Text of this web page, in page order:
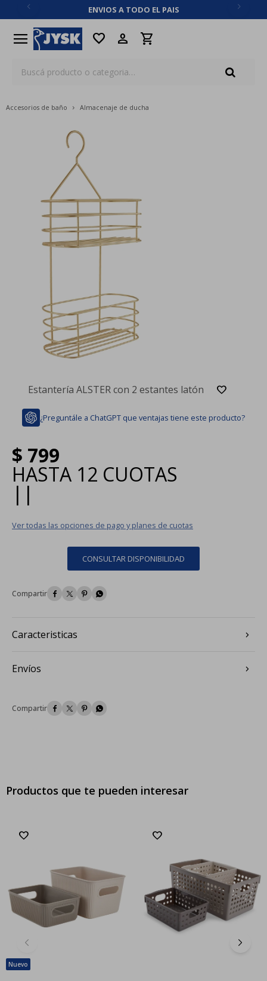
ENVIOS A TODO EL PAIS
menu favorite
Accesorios de baño Almacenaje de ducha
Estantería ALSTER con 2 estantes latón
¿Preguntále a ChatGPT que ventajas tiene este producto?
$ 799
HASTA 12 CUOTAS
| |
Ver todas las opciones de pago y planes de cuotas
CONSULTAR DISPONIBILIDAD
   
Caracteristicas
Envíos
   
Productos que te pueden interesar
close